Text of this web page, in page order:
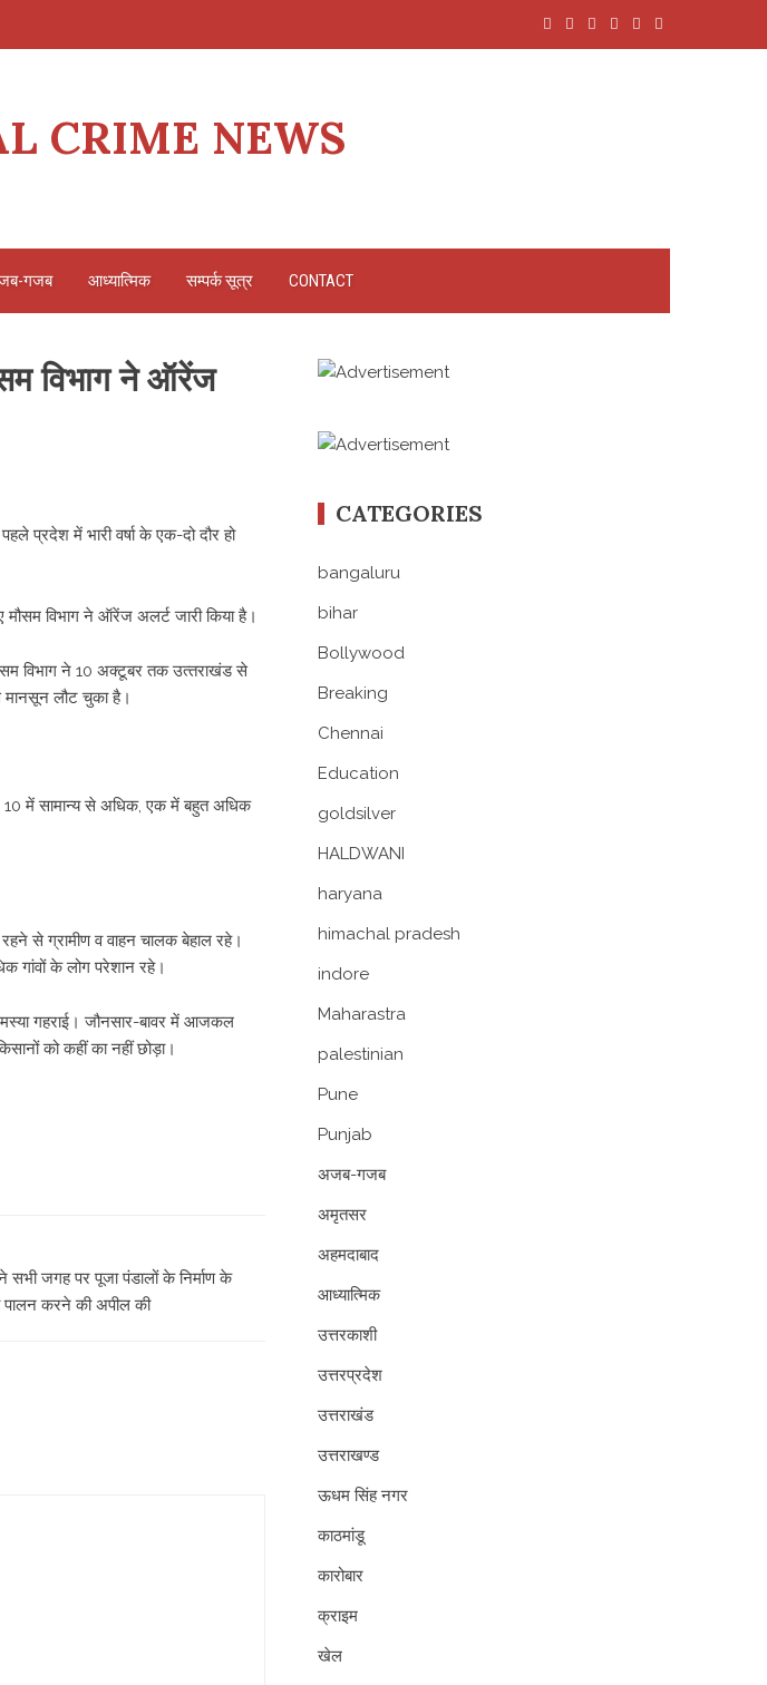
CRIME NEWS
गजब आध्यात्मिक सम्पर्क सूत्र CONTACT
विभाग ने ऑरेंज
प्रदेश में भारी वर्षा के एक-दो दौर हो
विभाग ने ऑरेंज अलर्ट जारी किया है।
विभाग ने 10 अक्टूबर तक उत्‍तराखंड से
मानसून लौट चुका है।
10 में सामान्य से अधिक, एक में बहुत अधिक
से ग्रामीण व वाहन चालक बेहाल रहे।
गांवों के लोग परेशान रहे।
गहराई। जौनसार-बावर में आजकल
को कहीं का नहीं छोड़ा।
सभी जगह पर पूजा पंडालों के निर्माण के
पालन करने की अपील की
CATEGORIES
bangaluru
bihar
Bollywood
Breaking
Chennai
Education
goldsilver
HALDWANI
haryana
himachal pradesh
indore
Maharastra
palestinian
Pune
Punjab
अजब-गजब
अमृतसर
अहमदाबाद
आध्यात्मिक
उत्तरकाशी
उत्तरप्रदेश
उत्तराखंड
उत्तराखण्ड
ऊधम सिंह नगर
काठमांडू
कारोबार
क्राइम
खेल